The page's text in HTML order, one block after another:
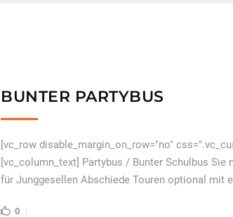
BUNTER PARTYBUS
[vc_row disable_margin_on_row="no"
[vc_column_text] Partybus / Bunter Schulbus
für Junggesellen Abschiede Touren optional mit
0